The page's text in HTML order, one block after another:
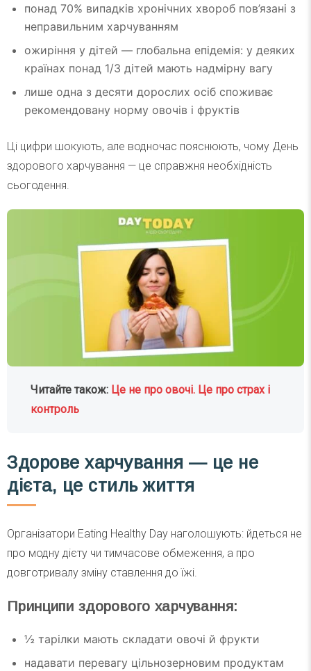
понад 70% випадків хронічних хвороб пов’язані з
неправильним харчуванням
ожиріння у дітей — глобальна епідемія: у деяких
країнах понад 1/3 дітей мають надмірну вагу
лише одна з десяти дорослих осіб споживає
рекомендовану норму овочів і фруктів
Ці цифри шокують, але водночас пояснюють, чому День
здорового харчування — це справжня необхідність
сьогодення.
Читайте також: Це не про овочі. Це про страх і
контроль
Здорове харчування — це не
дієта, це стиль життя
Організатори Eating Healthy Day наголошують: йдеться не
про модну дієту чи тимчасове обмеження, а про
довготривалу зміну ставлення до їжі.
Принципи здорового харчування:
½ тарілки мають складати овочі й фрукти
надавати перевагу цільнозерновим продуктам